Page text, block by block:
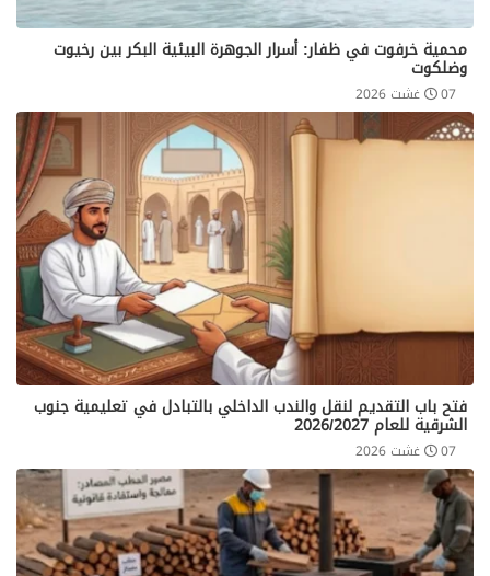
محمية خرفوت في ظفار: أسرار الجوهرة البيئية البكر بين رخيوت
وضلكوت
07 غشت 2026
فتح باب التقديم لنقل والندب الداخلي بالتبادل في تعليمية جنوب
الشرقية للعام 2026/2027
07 غشت 2026